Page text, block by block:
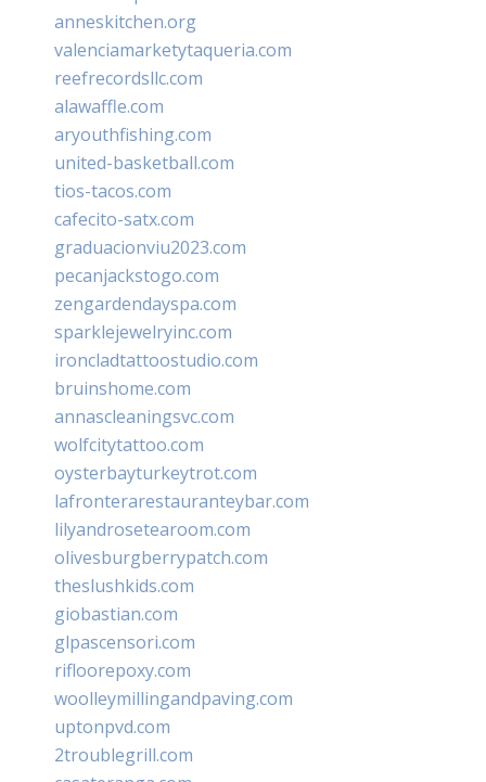
anneskitchen.org
valenciamarketytaqueria.com
reefrecordsllc.com
alawaffle.com
aryouthfishing.com
united-basketball.com
tios-tacos.com
cafecito-satx.com
graduacionviu2023.com
pecanjackstogo.com
zengardendayspa.com
sparklejewelryinc.com
ironcladtattoostudio.com
bruinshome.com
annascleaningsvc.com
wolfcitytattoo.com
oysterbayturkeytrot.com
lafronterarestauranteybar.com
lilyandrosetearoom.com
olivesburgberrypatch.com
theslushkids.com
giobastian.com
glpascensori.com
rifloorepoxy.com
woolleymillingandpaving.com
uptonpvd.com
2troublegrill.com